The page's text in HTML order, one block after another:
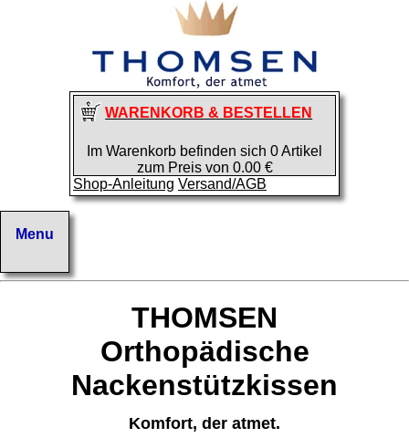
WARENKORB & BESTELLEN
Im Warenkorb befinden sich 0 Artikel
zum Preis von 0.00 €
Shop-Anleitung Versand/AGB
THOMSEN
Orthopädische
Nackenstützkissen
Komfort, der atmet.